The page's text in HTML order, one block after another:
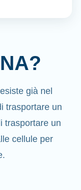
già nel
trasportare un
trasportare un
cellule per